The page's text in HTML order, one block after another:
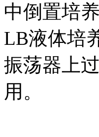
中倒置培
LB液体培
振荡器上
用。